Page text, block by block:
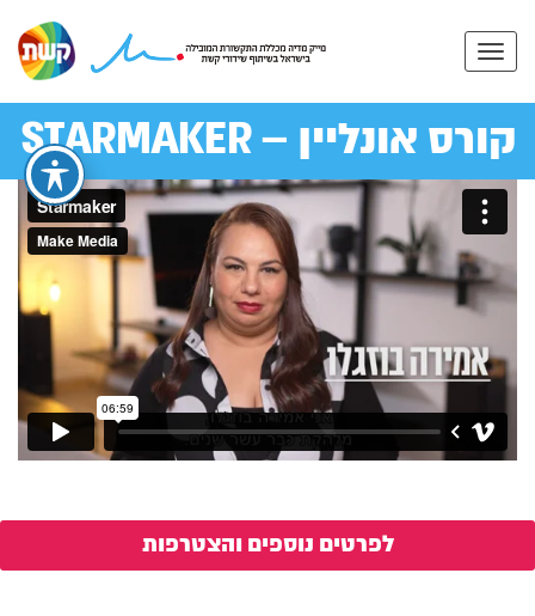
קורס אונליין – STARMAKER
לפרטים נוספים והצטרפות